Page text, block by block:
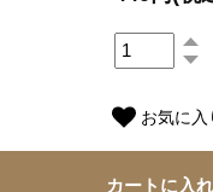
お気に入